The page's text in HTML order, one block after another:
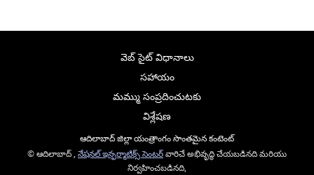
వెబ్ సైట్ విధానాలు
సహాయం
మమ్ము సంప్రదించుటకు
విశ్లేషణ
ఆదిలాబాద్ జిల్లా యంత్రాంగం సొంతమైన కంటెంట్
© ఆదిలాబాద్ , నేషనల్ ఇన్ఫర్మాటిక్స్ సెంటర్వారిచే అభివృద్ధి చేయబడినది మరియు
నిర్వహించబడినది,